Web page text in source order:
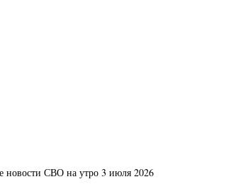
новости СВО на утро 3 июля 2026